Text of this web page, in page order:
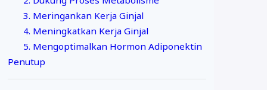
3. Meringankan Kerja Ginjal
4. Meningkatkan Kerja Ginjal
5. Mengoptimalkan Hormon Adiponektin
Penutup